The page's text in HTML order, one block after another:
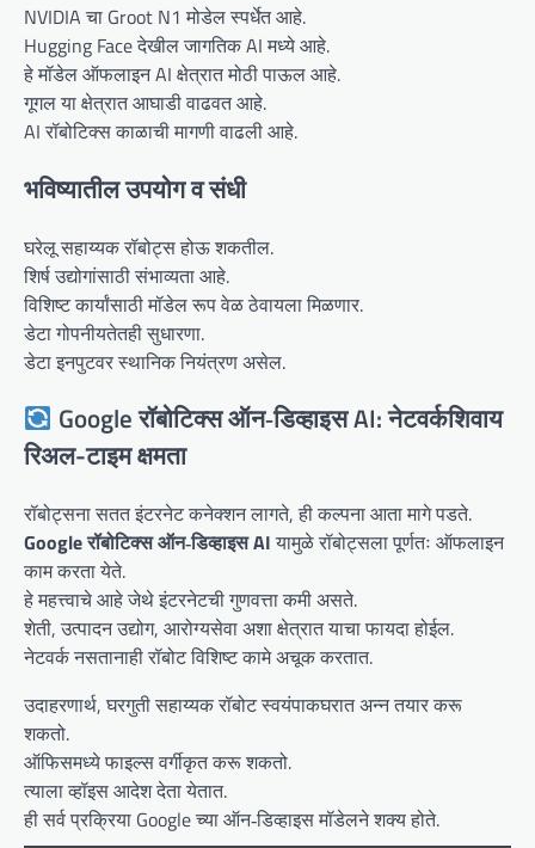
NVIDIA चा Groot N1 मोडेल स्पर्धेत आहे.
Hugging Face देखील जागतिक AI मध्ये आहे.
हे मॉडेल ऑफलाइन AI क्षेत्रात मोठी पाऊल आहे.
गूगल या क्षेत्रात आघाडी वाढवत आहे.
AI रॉबोटिक्स काळाची मागणी वाढली आहे.
भविष्यातील उपयोग व संधी
घरेलू सहाय्यक रॉबोट्स होऊ शकतील.
शिर्ष उद्योगांसाठी संभाव्यता आहे.
विशिष्ट कार्यांसाठी मॉडेल रूप वेळ ठेवायला मिळणार.
डेटा गोपनीयतेतही सुधारणा.
डेटा इनपुटवर स्थानिक नियंत्रण असेल.
Google रॉबोटिक्स ऑन‑डिव्हाइस AI: नेटवर्कशिवाय
रिअल-टाइम क्षमता
रॉबोट्सना सतत इंटरनेट कनेक्शन लागते, ही कल्पना आता मागे पडते.
Google रॉबोटिक्स ऑन‑डिव्हाइस AIयामुळे रॉबोट्सला पूर्णतः ऑफलाइन
काम करता येते.
हे महत्त्वाचे आहे जेथे इंटरनेटची गुणवत्ता कमी असते.
शेती, उत्पादन उद्योग, आरोग्यसेवा अशा क्षेत्रात याचा फायदा होईल.
नेटवर्क नसतानाही रॉबोट विशिष्ट कामे अचूक करतात.
उदाहरणार्थ, घरगुती सहाय्यक रॉबोट स्वयंपाकघरात अन्न तयार करू
शकतो.
ऑफिसमध्ये फाइल्स वर्गीकृत करू शकतो.
त्याला व्हॉइस आदेश देता येतात.
ही सर्व प्रक्रिया Google च्या ऑन‑डिव्हाइस मॉडेलने शक्य होते.